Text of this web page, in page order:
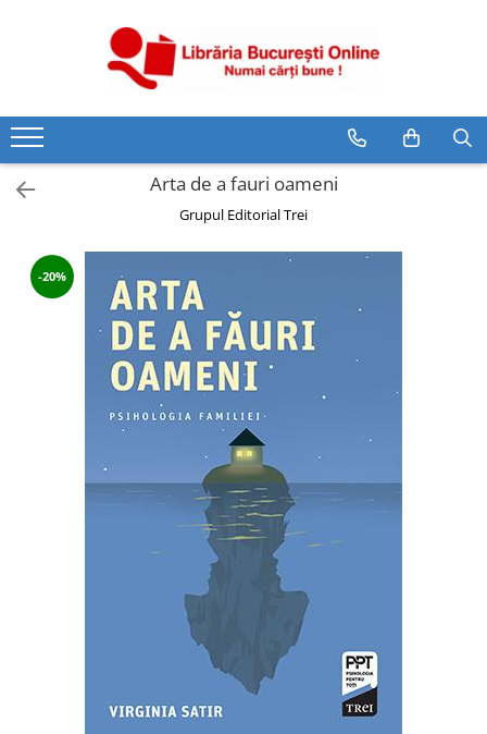
Artă și Enciclopedii
Beletristică
Business și Economie
Cărți pentru tineri
Creșterea copilului
Dezvoltare Personală
Diete și Fitness
Familie și Cuplu
Hobby și Divertisment
Istorie și Conspirații
Medicină și Sănătate
Practic. Casă și Grădina
Știință și Tehnologie
Arta de a fauri oameni
Grupul Editorial Trei
-20%